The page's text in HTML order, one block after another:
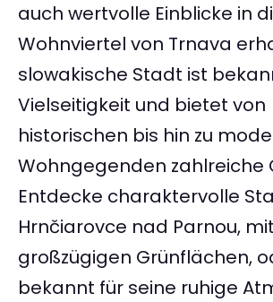
auch wertvolle Einblicke in
Wohnviertel von Trnava
slowakische Stadt ist
Vielseitigkeit und bietet von
historischen bis hin zu
Wohngegenden zahlreiche
Entdecke charaktervolle
Hrnčiarovce nad Parnou,
großzügigen Grünflächen,
bekannt für seine ruhige